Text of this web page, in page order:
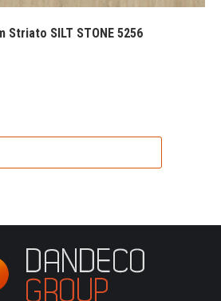
Striato SILT STONE 5256